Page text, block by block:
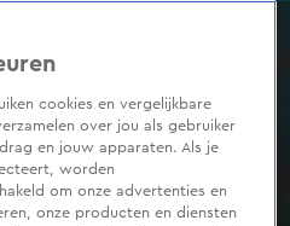
cookies en vergelijkbare
over jou als gebruiker
en jouw apparaten. Als je
worden
om onze advertenties en
onze producten en diensten